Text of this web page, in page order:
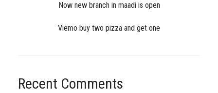
Now new branch in maadi is open
Viemo buy two pizza and get one
Recent Comments